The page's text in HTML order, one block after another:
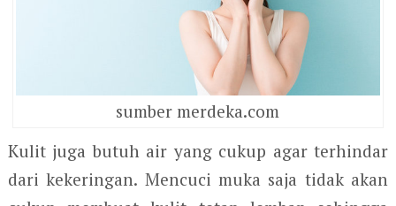
sumber merdeka.com
Kulit juga butuh air yang cukup agar terhindar
dari kekeringan. Mencuci muka saja tidak akan